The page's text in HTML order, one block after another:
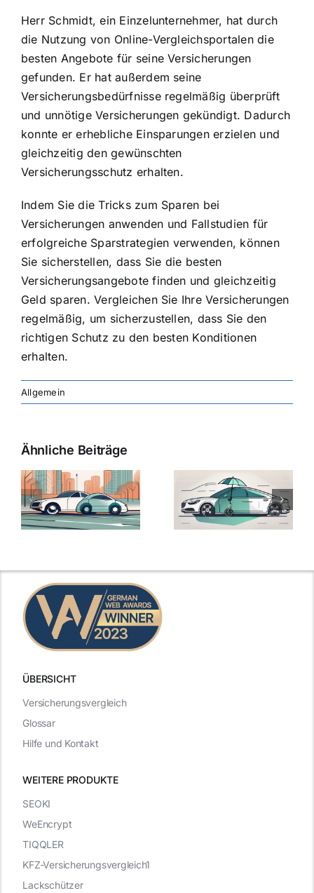
Herr Schmidt, ein Einzelunternehmer, hat durch
die Nutzung von Online-Vergleichsportalen die
besten Angebote für seine Versicherungen
gefunden. Er hat außerdem seine
Versicherungsbedürfnisse regelmäßig überprüft
und unnötige Versicherungen gekündigt. Dadurch
konnte er erhebliche Einsparungen erzielen und
gleichzeitig den gewünschten
Versicherungsschutz erhalten.
Indem Sie die Tricks zum Sparen bei
Versicherungen anwenden und Fallstudien für
erfolgreiche Sparstrategien verwenden, können
Sie sicherstellen, dass Sie die besten
Versicherungsangebote finden und gleichzeitig
Geld sparen. Vergleichen Sie Ihre Versicherungen
regelmäßig, um sicherzustellen, dass Sie den
richtigen Schutz zu den besten Konditionen
erhalten.
Allgemein
Ähnliche Beiträge
ÜBERSICHT
WEITERE PRODUKTE
Versicherungsvergleich
Glossar
Hilfe und Kontakt
SEOKI
WeEncrypt
TIQQLER
KFZ-Versicherungsvergleich1
Lackschützer